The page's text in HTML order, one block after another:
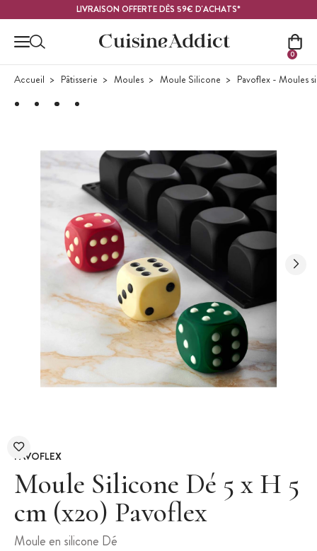
LIVRAISON OFFERTE DÈS 59€ D'ACHATS*
0
Accueil Pâtisserie Moules Moule Silicone Pavoflex - Moules
PAVOFLEX
Moule Silicone Dé 5 x H 5
cm (x20) Pavoflex
Moule en silicone Dé